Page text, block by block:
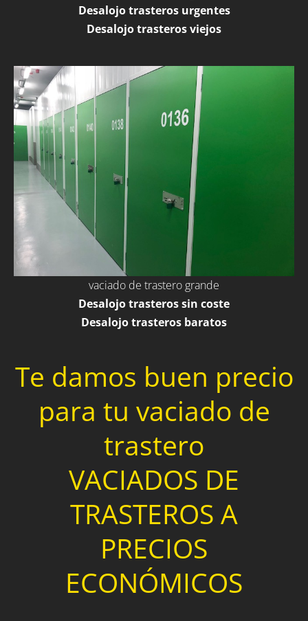
Desalojo trasteros urgentes
Desalojo trasteros viejos
vaciado de trastero grande
Desalojo trasteros sin coste
Desalojo trasteros baratos
Te damos buen precio
para tu vaciado de
trastero
VACIADOS DE
TRASTEROS A
PRECIOS
ECONÓMICOS